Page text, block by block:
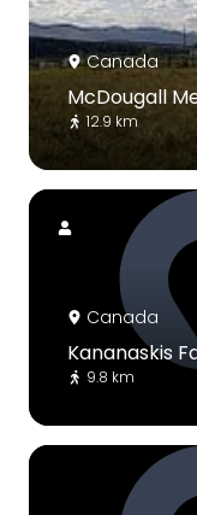
Canada
McDougall
12.9 km
Canada
Kananaskis
9.8 km